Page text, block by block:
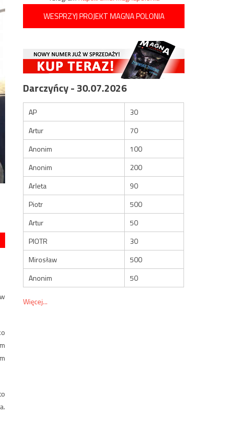
WESPRZYJ PROJEKT MAGNA POLONIA
Darczyńcy - 30.07.2026
AP
30
Artur
70
Anonim
100
Anonim
200
Arleta
90
Piotr
500
Artur
50
PIOTR
30
Mirosław
500
Anonim
50
Więcej...